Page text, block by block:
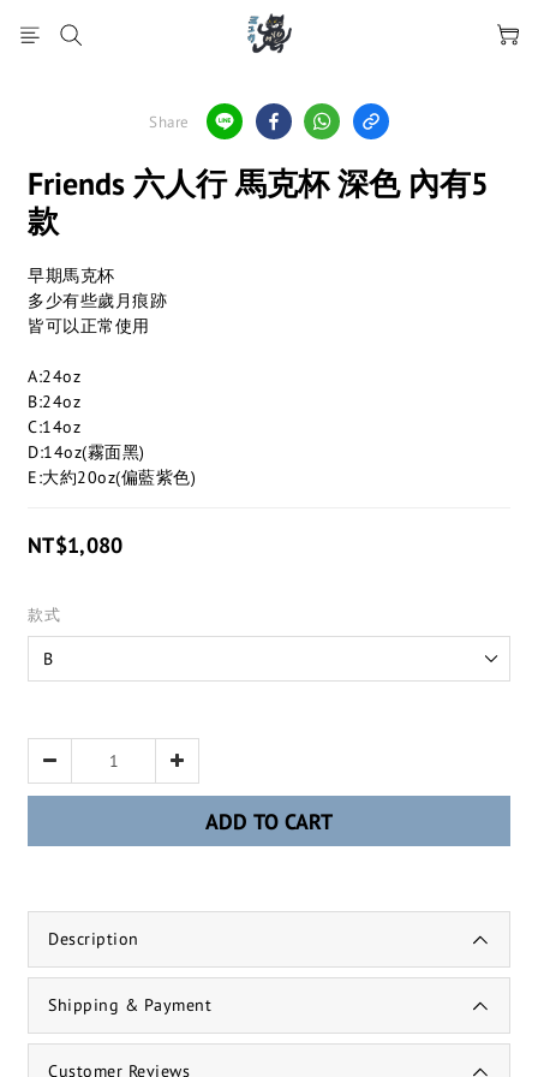
Share
Friends 六人行 馬克杯 深色 內有5
款
早期馬克杯
多少有些歲月痕跡
皆可以正常使用
A:24oz
B:24oz
C:14oz
D:14oz(霧面黑)
E:大約20oz(偏藍紫色)
NT$1,080
款式
ADD TO CART
Description
Shipping & Payment
Customer Reviews